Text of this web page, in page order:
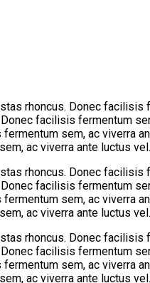
rhoncus. Donec
facilisis fermentum
sem, ac viverra
ac viverra ante luctus
rhoncus. Donec
facilisis fermentum
sem, ac viverra
ac viverra ante luctus
rhoncus. Donec
facilisis fermentum
sem, ac viverra
ac viverra ante luctus